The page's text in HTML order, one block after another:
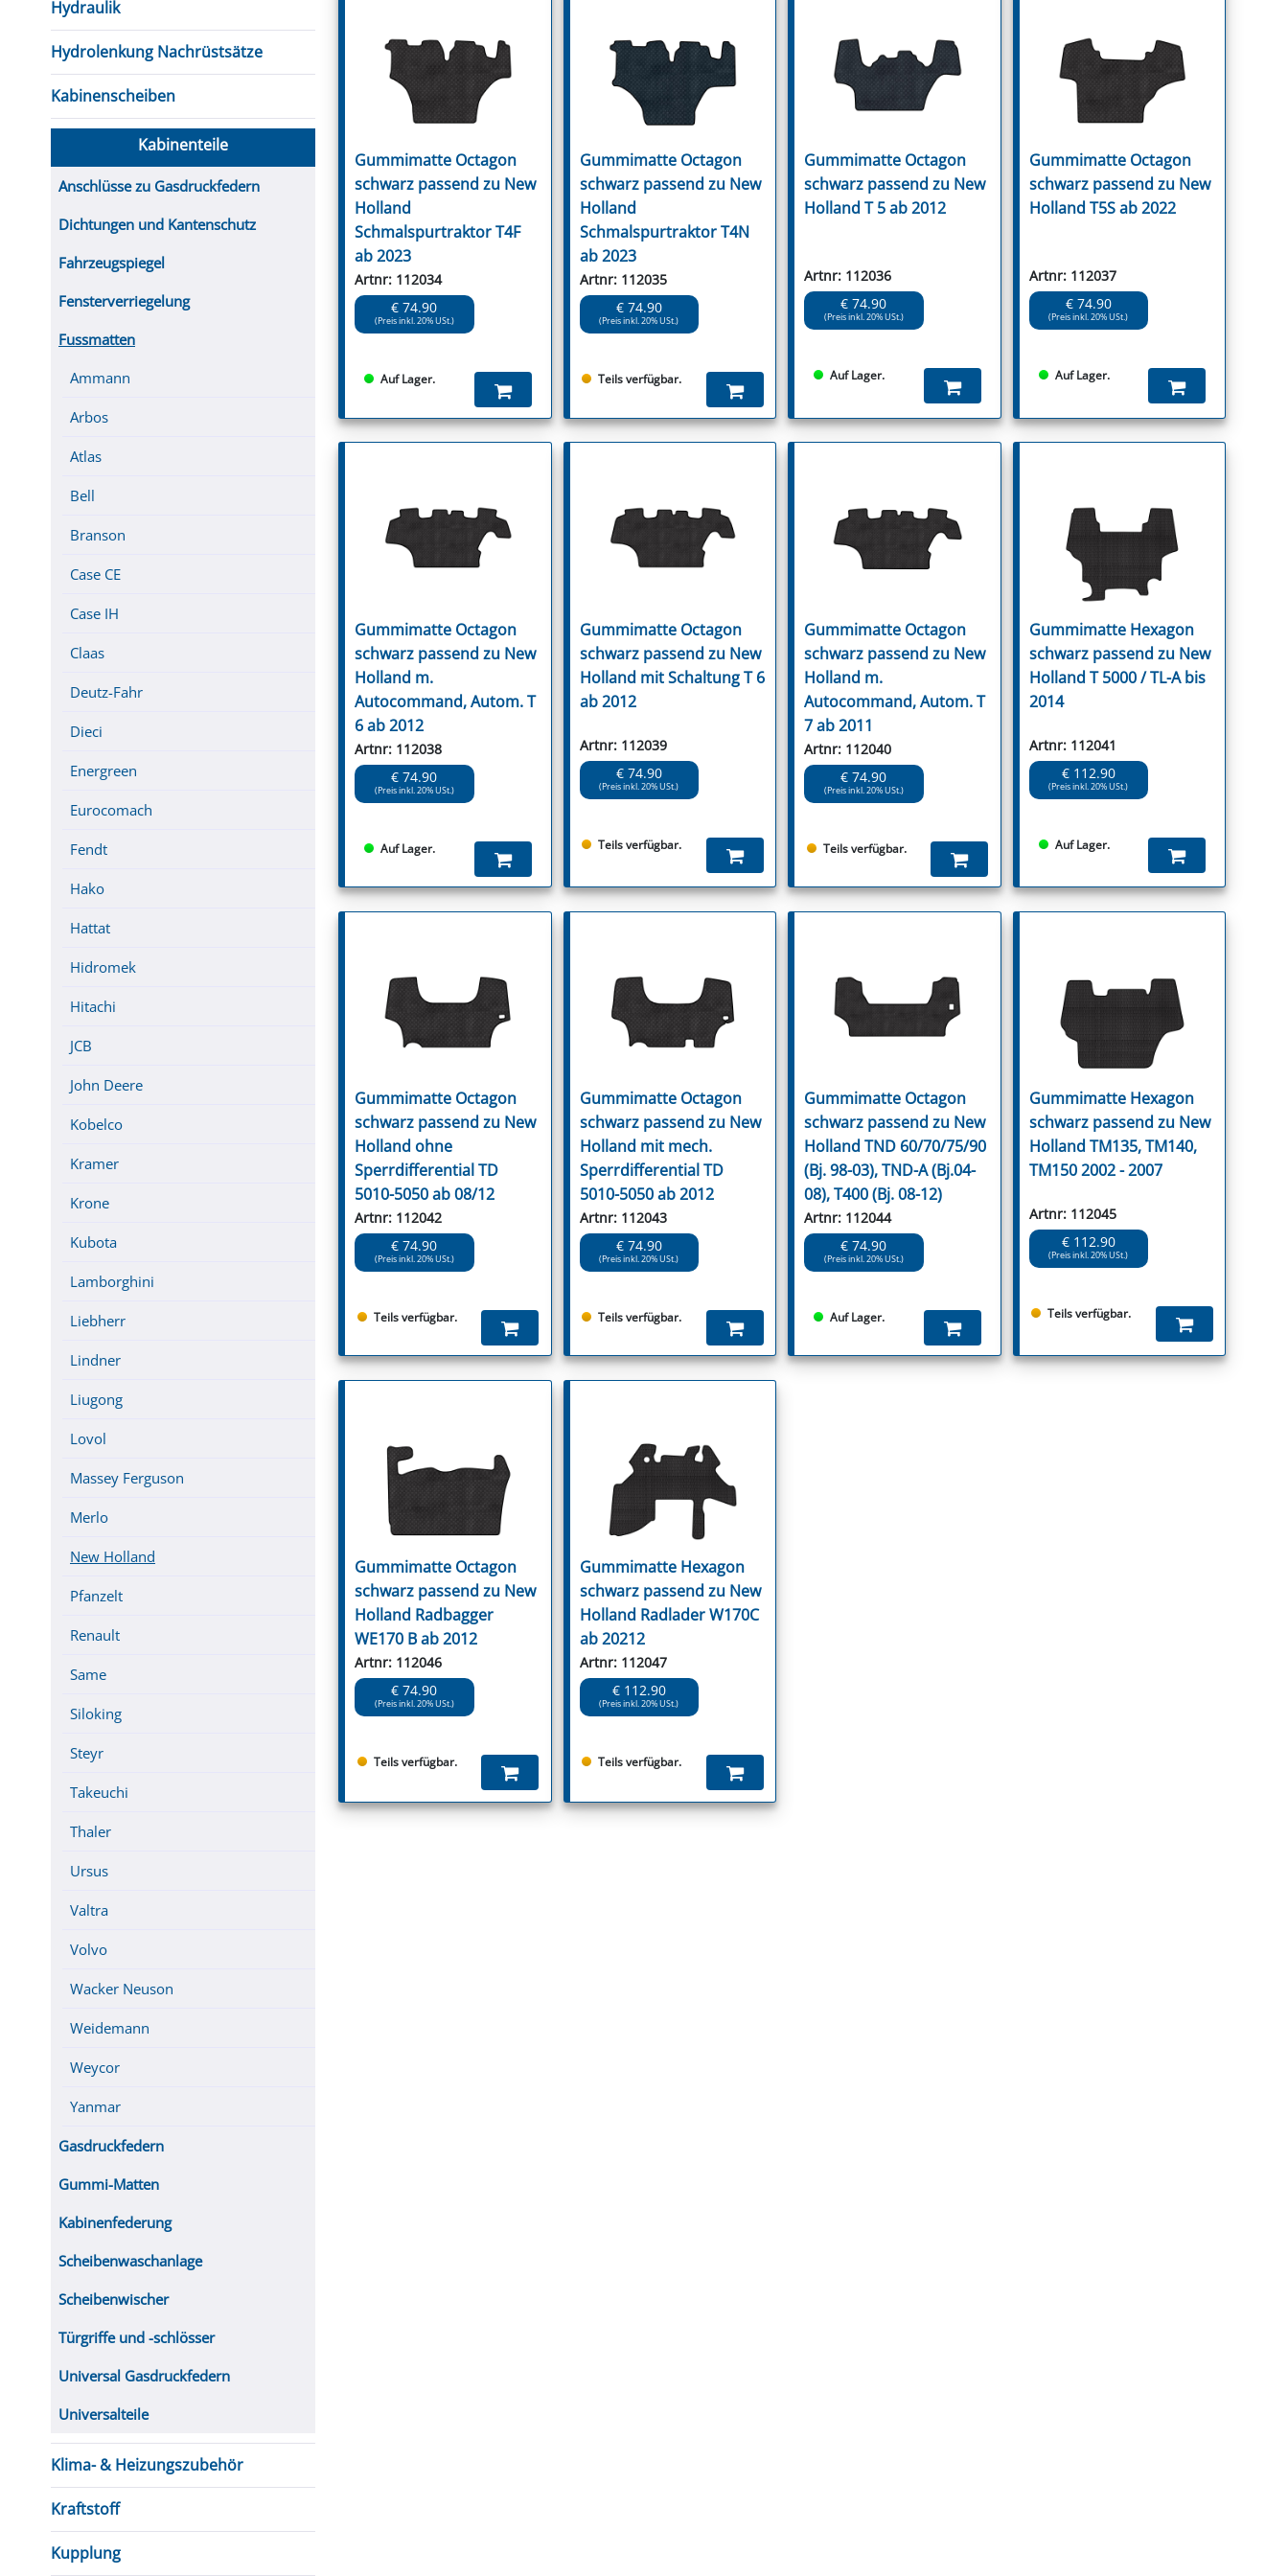
Hydraulik
Hydrolenkung Nachrüstsätze
Kabinenscheiben
Kabinenteile
Anschlüsse zu Gasdruckfedern
Dichtungen und Kantenschutz
Fahrzeugspiegel
Fensterverriegelung
Fussmatten
Ammann
Arbos
Atlas
Bell
Branson
Case CE
Case IH
Claas
Deutz-Fahr
Dieci
Energreen
Eurocomach
Fendt
Hako
Hattat
Hidromek
Hitachi
JCB
John Deere
Kobelco
Kramer
Krone
Kubota
Lamborghini
Liebherr
Lindner
Liugong
Lovol
Massey Ferguson
Merlo
New Holland
Pfanzelt
Renault
Same
Siloking
Steyr
Takeuchi
Thaler
Ursus
Valtra
Volvo
Wacker Neuson
Weidemann
Weycor
Yanmar
Gasdruckfedern
Gummi-Matten
Kabinenfederung
Scheibenwaschanlage
Scheibenwischer
Türgriffe und -schlösser
Universal Gasdruckfedern
Universalteile
Klima- & Heizungszubehör
Kraftstoff
Kupplung
Gummimatte Octagon
schwarz passend zu New
Holland
Schmalspurtraktor T4F
ab 2023
Artnr: 112034
€ 74.90
(Preis inkl. 20% USt.)
Auf Lager.
Gummimatte Octagon
schwarz passend zu New
Holland
Schmalspurtraktor T4N
ab 2023
Artnr: 112035
€ 74.90
(Preis inkl. 20% USt.)
Teils verfügbar.
Gummimatte Octagon
schwarz passend zu New
Holland T 5 ab 2012
Artnr: 112036
€ 74.90
(Preis inkl. 20% USt.)
Auf Lager.
Gummimatte Octagon
schwarz passend zu New
Holland T5S ab 2022
Artnr: 112037
€ 74.90
(Preis inkl. 20% USt.)
Auf Lager.
Gummimatte Octagon
schwarz passend zu New
Holland m.
Autocommand, Autom. T
6 ab 2012
Artnr: 112038
€ 74.90
(Preis inkl. 20% USt.)
Auf Lager.
Gummimatte Octagon
schwarz passend zu New
Holland mit Schaltung T 6
ab 2012
Artnr: 112039
€ 74.90
(Preis inkl. 20% USt.)
Teils verfügbar.
Gummimatte Octagon
schwarz passend zu New
Holland m.
Autocommand, Autom. T
7 ab 2011
Artnr: 112040
€ 74.90
(Preis inkl. 20% USt.)
Teils verfügbar.
Gummimatte Hexagon
schwarz passend zu New
Holland T 5000 / TL-A bis
2014
Artnr: 112041
€ 112.90
(Preis inkl. 20% USt.)
Auf Lager.
Gummimatte Octagon
schwarz passend zu New
Holland ohne
Sperrdifferential TD
5010-5050 ab 08/12
Artnr: 112042
€ 74.90
(Preis inkl. 20% USt.)
Teils verfügbar.
Gummimatte Octagon
schwarz passend zu New
Holland mit mech.
Sperrdifferential TD
5010-5050 ab 2012
Artnr: 112043
€ 74.90
(Preis inkl. 20% USt.)
Teils verfügbar.
Gummimatte Octagon
schwarz passend zu New
Holland TND 60/70/75/90
(Bj. 98-03), TND-A (Bj.04-
08), T400 (Bj. 08-12)
Artnr: 112044
€ 74.90
(Preis inkl. 20% USt.)
Auf Lager.
Gummimatte Hexagon
schwarz passend zu New
Holland TM135, TM140,
TM150 2002 - 2007
Artnr: 112045
€ 112.90
(Preis inkl. 20% USt.)
Teils verfügbar.
Gummimatte Octagon
schwarz passend zu New
Holland Radbagger
WE170 B ab 2012
Artnr: 112046
€ 74.90
(Preis inkl. 20% USt.)
Teils verfügbar.
Gummimatte Hexagon
schwarz passend zu New
Holland Radlader W170C
ab 20212
Artnr: 112047
€ 112.90
(Preis inkl. 20% USt.)
Teils verfügbar.